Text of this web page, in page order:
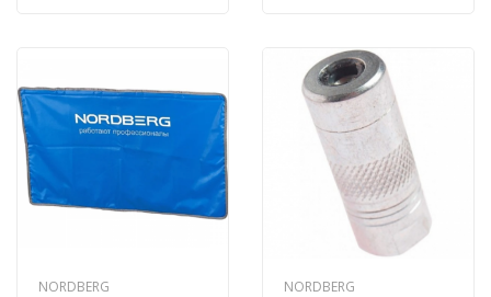
NORDBERG NORDBERG